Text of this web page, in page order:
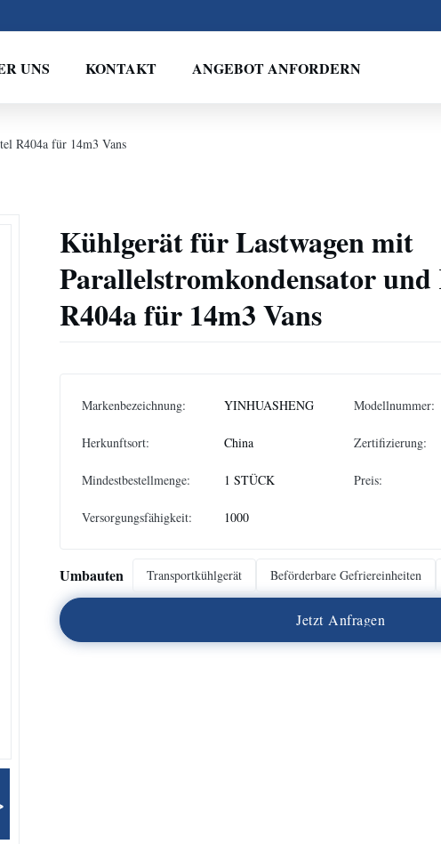
UNS KONTAKT ANGEBOT ANFORDERN
R404a für 14m3 Vans
Kühlgerät für Lastwagen mit
Parallelstromkondensator
R404a für 14m3 Vans
Markenbezeichnung: YINHUASHENG Modellnummer:
Herkunftsort: China Zertifizierung:
Mindestbestellmenge: 1 STÜCK Preis:
Versorgungsfähigkeit: 1000
Umbauten Transportkühlgerät Beförderbare Gefriereinheiten
Jetzt Anfragen